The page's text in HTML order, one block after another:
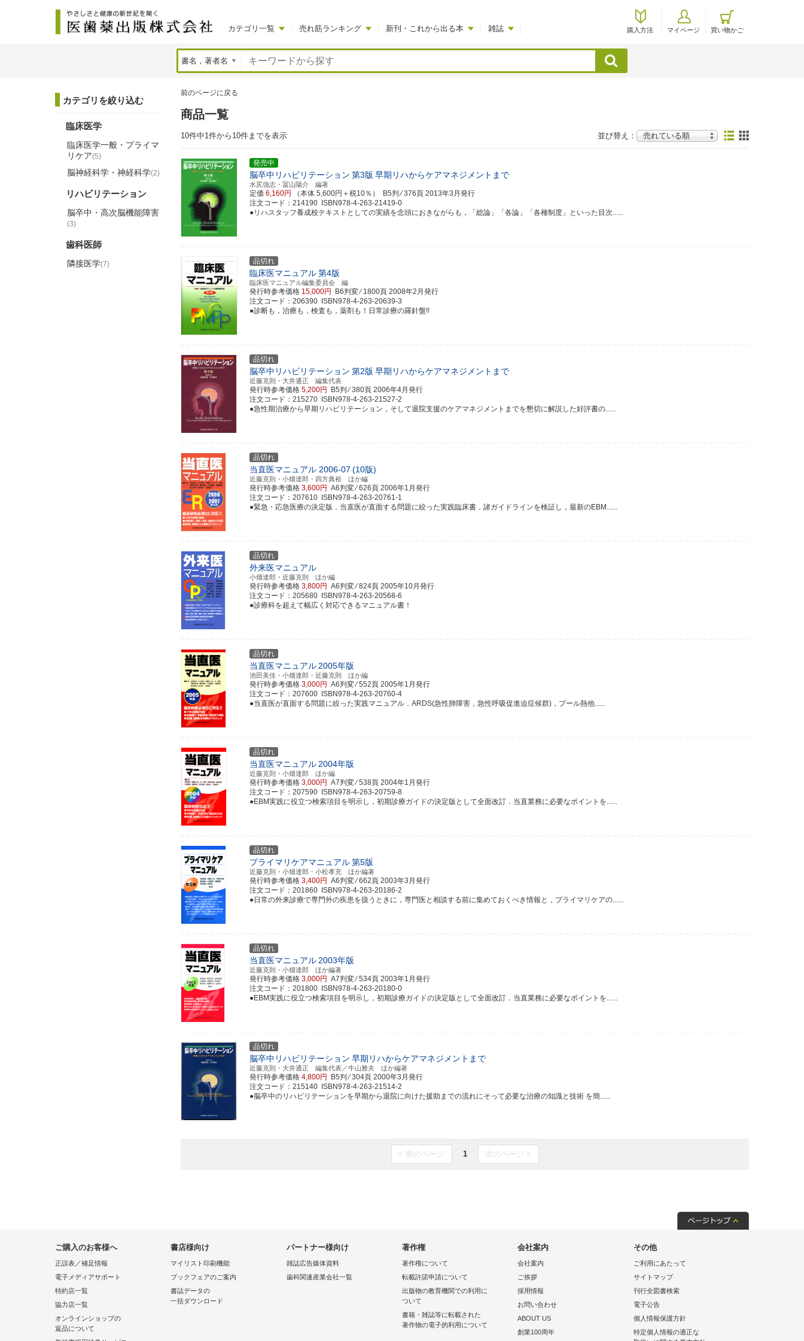
カテゴリ一覧 売れ筋ランキング 新刊・これから出る本 雑誌 購入方法 マイページ 買い物かご
検索
前のページに戻る
商品一覧
10件中1件から10件までを表示 並び替え：
発売中
脳卒中リハビリテーション 第3版 早期リハからケアマネジメントまで
水尻強志・冨山陽介 編著
定価 6,160円 （本体 5,600円＋税10％） B5判 ⁄ 376頁 2013年3月発行
注文コード：214190 ISBN978-4-263-21419-0
●リハスタッフ養成校テキストとしての実績を念頭におきながらも，「総論」「各論」「各種制度」といった目次......
品切れ
臨床医マニュアル第4版
臨床医マニュアル編集委員会 編
発行時参考価格 15,000円 B6判変 ⁄ 1800頁 2008年2月発行
注文コード：206390 ISBN978-4-263-20639-3
●診断も，治療も，検査も，薬剤も！日常診療の羅針盤!!
品切れ
脳卒中リハビリテーション 第2版 早期リハからケアマネジメントまで
近藤克則・大井通正 編集代表
発行時参考価格 5,200円 B5判 ⁄ 380頁 2006年4月発行
注文コード：215270 ISBN978-4-263-21527-2
●急性期治療から早期リハビリテーション，そして退院支援のケアマネジメントまでを懇切に解説した好評書の......
品切れ
当直医マニュアル 2006-07 (10版)
近藤克則・小畑達郎・四方典裕 ほか編
発行時参考価格 3,600円 A6判変 ⁄ 626頁 2006年1月発行
注文コード：207610 ISBN978-4-263-20761-1
●緊急・応急医療の決定版．当直医が直面する問題に絞った実践臨床書．諸ガイドラインを検証し，最新のEBM......
品切れ
外来医マニュアル
小畑達郎・近藤克則 ほか編
発行時参考価格 3,800円 A6判変 ⁄ 824頁 2005年10月発行
注文コード：205680 ISBN978-4-263-20568-6
●診療科を超えて幅広く対応できるマニュアル書！
品切れ
当直医マニュアル2005年版
池田美佳・小畑達郎・近藤克則 ほか編
発行時参考価格 3,000円 A6判変 ⁄ 552頁 2005年1月発行
注文コード：207600 ISBN978-4-263-20760-4
●当直医が直面する問題に絞った実践マニュアル．ARDS(急性肺障害，急性呼吸促進迫症候群)，プール熱他......
品切れ
当直医マニュアル2004年版
近藤克則・小畑達郎 ほか編
発行時参考価格 3,000円 A7判変 ⁄ 538頁 2004年1月発行
注文コード：207590 ISBN978-4-263-20759-8
●EBM実践に役立つ検索項目を明示し，初期診療ガイドの決定版として全面改訂．当直業務に必要なポイントを......
品切れ
プライマリケアマニュアル第5版
近藤克則・小畑達郎・小松孝充 ほか編著
発行時参考価格 3,400円 A6判変 ⁄ 662頁 2003年3月発行
注文コード：201860 ISBN978-4-263-20186-2
●日常の外来診療で専門外の疾患を扱うときに，専門医と相談する前に集めておくべき情報と，プライマリケアの......
品切れ
当直医マニュアル2003年版
近藤克則・小畑達郎 ほか編著
発行時参考価格 3,000円 A7判変 ⁄ 534頁 2003年1月発行
注文コード：201800 ISBN978-4-263-20180-0
●EBM実践に役立つ検索項目を明示し，初期診療ガイドの決定版として全面改訂．当直業務に必要なポイントを......
品切れ
脳卒中リハビリテーション 早期リハからケアマネジメントまで
近藤克則・大井通正 編集代表／牛山雅夫 ほか編著
発行時参考価格 4,800円 B5判 ⁄ 304頁 2000年3月発行
注文コード：215140 ISBN978-4-263-21514-2
●脳卒中のリハビリテーションを早期から退院に向けた援助までの流れにそって必要な治療の知識と技術 を簡......
< 前のページ 1 次のページ >
カテゴリを絞り込む
臨床医学
臨床医学一般・プライマ
リケア(5)
脳神経科学・神経科学(2)
リハビリテーション
脳卒中・高次脳機能障害
(3)
歯科医師
隣接医学(7)
ご購入のお客様へ
正誤表／補足情報
電子メディアサポート
特約店一覧
協力店一覧
オンラインショップの
返品について
書店様向け
マイリスト印刷機能
ブックフェアのご案内
書誌データの
一括ダウンロード
パートナー様向け
雑誌広告媒体資料
歯科関連産業会社一覧
著作権
著作権について
転載許諾申請について
出版物の教育機関での利用に
ついて
書籍・雑誌等に転載された
著作物の電子的利用について
会社案内
会社案内
ご挨拶
採用情報
お問い合わせ
ABOUT US
創業100周年
その他
ご利用にあたって
サイトマップ
刊行全図書検索
電子公告
個人情報保護方針
特定個人情報の適正な